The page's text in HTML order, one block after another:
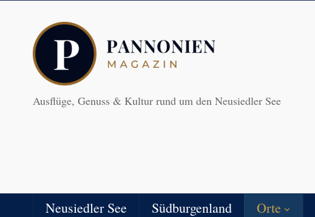
Ausflüge, Genuss & Kultur rund um den Neusiedler See
Neusiedler See Südburgenland Orte